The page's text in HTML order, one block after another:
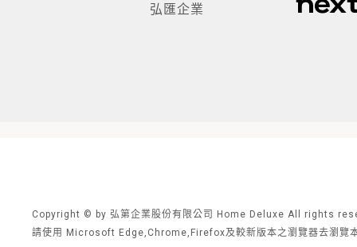
弘匯企業
Copyright © by 弘第企業股份有限公司 Home Deluxe All rights
請使用 Microsoft Edge,Chrome,Firefox及較新版本之瀏覽器去瀏覽